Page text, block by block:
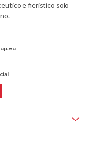
e fieristico solo